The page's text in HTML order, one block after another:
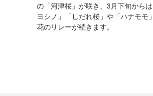
の「河津桜」が咲き、3月下旬から
ヨシノ」「しだれ桜」や「ハナモモ
花のリレーが続きます。